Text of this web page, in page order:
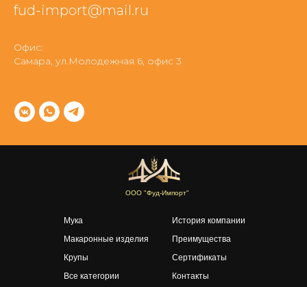
fud-import@mail.ru
Офис:
Самара, ул.Молодежная 6, офис 3
История компании
Преимущества
Сертификаты
Контакты
Мука
Макаронные изделия
Крупы
Все категории
ООО "Фуд-Импорт"